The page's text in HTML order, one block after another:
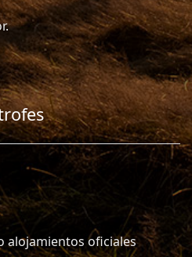
alojamientos oficiales